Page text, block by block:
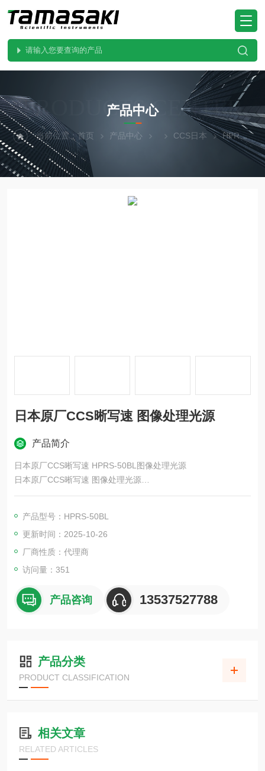
PRODUCTS CENTER
产品中心
当前位置：首页 产品中心 CCS日本 HPRS-50BL日本原厂CCS晰写速 图像处理光源
日本原厂CCS晰写速 图像处理光源
产品简介
日本原厂CCS晰写速 HPRS-50BL图像处理光源
日本原厂CCS晰写速 图像处理光源
产品型号：HPRS-50BL
更新时间：2025-10-26
厂商性质：代理商
访问量：351
产品咨询 13537527788
产品分类
PRODUCT CLASSIFICATION
相关文章
RELATED ARTICLES